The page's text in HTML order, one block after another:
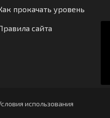
прокачать уровень
сайта
использования